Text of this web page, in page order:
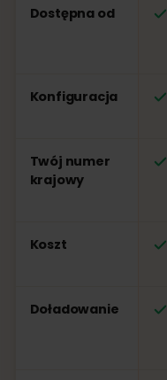
Dostępna od
Konfiguracja
Twój numer
krajowy
Koszt
Doładowanie